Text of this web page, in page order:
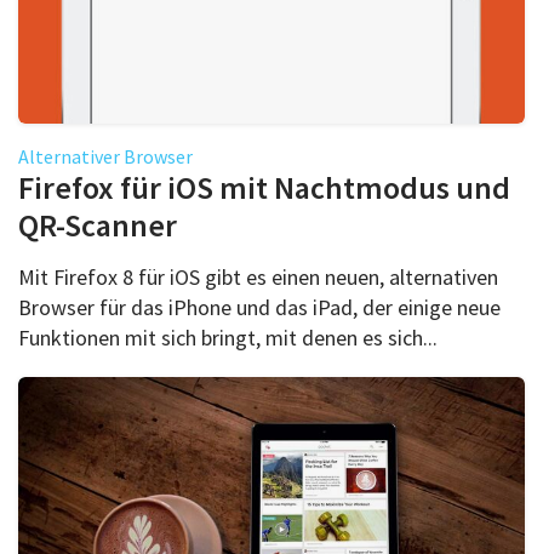
Alternativer Browser
Firefox für iOS mit Nachtmodus und
QR-Scanner
Mit Firefox 8 für iOS gibt es einen neuen, alternativen
Browser für das iPhone und das iPad, der einige neue
Funktionen mit sich bringt, mit denen es sich...